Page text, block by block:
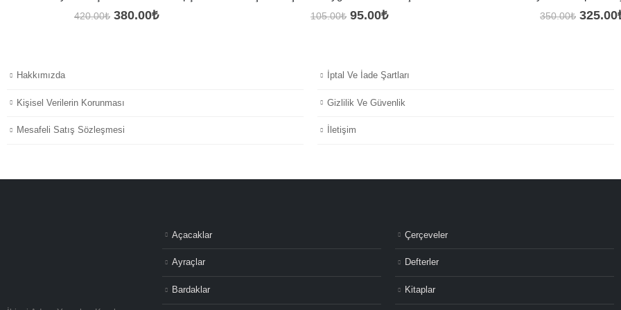
420.00₺ Orijinal
380.00₺Şu
105.00₺ Orijinal
95.00₺Şu
350.00₺ Orijinal
325.00
Hakkımızda
Kişisel Verilerin Korunması
Mesafeli Satış Sözleşmesi
İptal Ve İade Şartları
Gizlilik Ve Güvenlik
İletişim
Açacaklar
Ayraçlar
Bardaklar
Çerçeveler
Defterler
Kitaplar